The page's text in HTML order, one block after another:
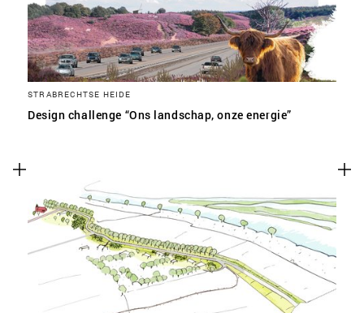
STRABRECHTSE HEIDE
Design challenge “Ons landschap, onze energie”